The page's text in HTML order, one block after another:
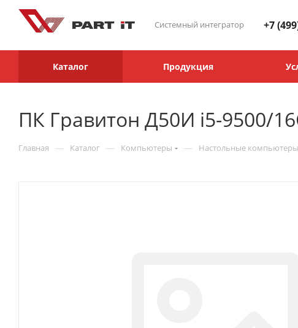
Системный интегратор +7
Каталог Продукция
ПК Гравитон Д50И i5-9500/
Главная — Каталог — Компьютеры — Настольные компьютеры